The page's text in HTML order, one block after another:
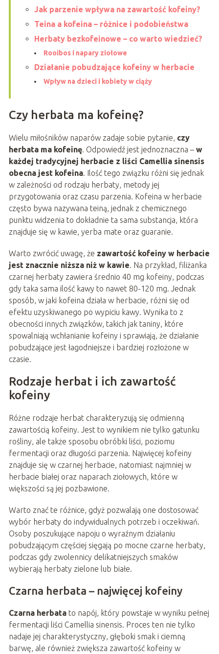
Jak parzenie wpływa na zawartość kofeiny?
Teina a kofeina – różnice i podobieństwa
Herbaty bezkofeinowe – co warto wiedzieć?
Rooibos i napary ziołowe
Działanie pobudzające kofeiny w herbacie
Wpływ na dzieci i kobiety w ciąży
Czy herbata ma kofeinę?
Wielu miłośników naparów zadaje sobie pytanie, czy
herbata ma kofeinę. Odpowiedź jest jednoznaczna – w
każdej tradycyjnej herbacie z liści Camellia sinensis
obecna jest kofeina. Ilość tego związku różni się jednak
w zależności od rodzaju herbaty, metody jej
przygotowania oraz czasu parzenia. Kofeina w herbacie
często bywa nazywana teiną, jednak z chemicznego
punktu widzenia to dokładnie ta sama substancja, która
znajduje się w kawie, yerba mate oraz guaranie.
Warto zwrócić uwagę, że zawartość kofeiny w herbacie
jest znacznie niższa niż w kawie. Na przykład, filiżanka
czarnej herbaty zawiera średnio 40 mg kofeiny, podczas
gdy taka sama ilość kawy to nawet 80-120 mg. Jednak
sposób, w jaki kofeina działa w herbacie, różni się od
efektu uzyskiwanego po wypiciu kawy. Wynika to z
obecności innych związków, takich jak taniny, które
spowalniają wchłanianie kofeiny i sprawiają, że działanie
pobudzające jest łagodniejsze i bardziej rozłożone w
czasie.
Rodzaje herbat i ich zawartość
kofeiny
Różne rodzaje herbat charakteryzują się odmienną
zawartością kofeiny. Jest to wynikiem nie tylko gatunku
rośliny, ale także sposobu obróbki liści, poziomu
fermentacji oraz długości parzenia. Najwięcej kofeiny
znajduje się w czarnej herbacie, natomiast najmniej w
herbacie białej oraz naparach ziołowych, które w
większości są jej pozbawione.
Warto znać te różnice, gdyż pozwalają one dostosować
wybór herbaty do indywidualnych potrzeb i oczekiwań.
Osoby poszukujące napoju o wyraźnym działaniu
pobudzającym częściej sięgają po mocne czarne herbaty,
podczas gdy zwolennicy delikatniejszych smaków
wybierają herbaty zielone lub białe.
Czarna herbata – najwięcej kofeiny
Czarna herbatato napój, który powstaje w wyniku pełnej
fermentacji liści Camellia sinensis. Proces ten nie tylko
nadaje jej charakterystyczny, głęboki smak i ciemną
barwę, ale również zwiększa zawartość kofeiny w